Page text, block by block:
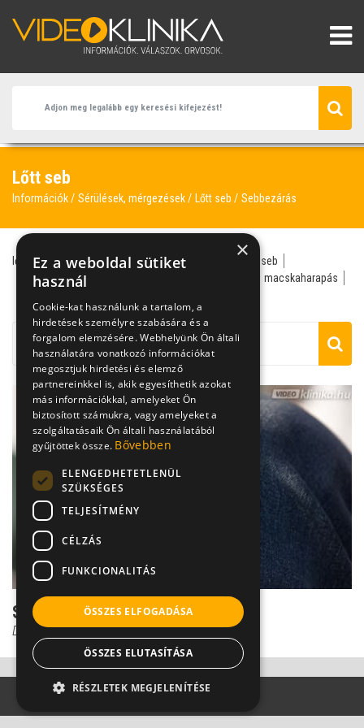
Lőtt seb
Információk Sérülések, mérgezések Lőtt seb Sebbezárás
lőtt seb traumatológus emberharapás
fertőzött seb
harapott seb
macskaharapás
Sebek, sérülések kezelése
Dr. Gulyás Károly
×
Ez a weboldal sütiket
használ
Cookie-kat használunk a tartalom, a
hirdetések személyre szabására és a
forgalom elemzésére. Webhelyünk Ön általi
használatára vonatkozó információkat
megosztjuk hirdetési és elemző
partnereinkkel is, akik egyesíthetik azokat
más információkkal, amelyeket Ön
biztosított számukra, vagy amelyeket a
szolgáltatásaik Ön általi használatából
gyűjtöttek össze. Bővebben
ELENGEDHETETLENÜL
SZÜKSÉGES
TELJESÍTMÉNY
CÉLZÁS
FUNKCIONALITÁS
ÖSSZES ELFOGADÁSA
ÖSSZES ELUTASÍTÁSA
RÉSZLETEK MEGJELENÍTÉSE